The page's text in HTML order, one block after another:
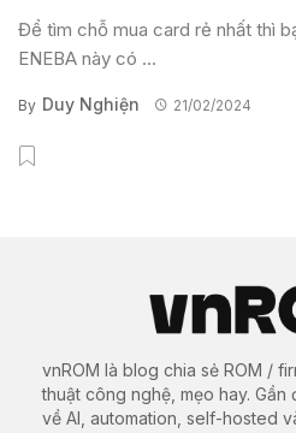
Để tìm chỗ mua card rẻ nhất thì
ENEBA này có ...
By Duy Nghiện 21/02/2024
vnROM là blog chia sẻ ROM /
thuật công nghệ, mẹo hay. Gần
về AI, automation, self-hosted